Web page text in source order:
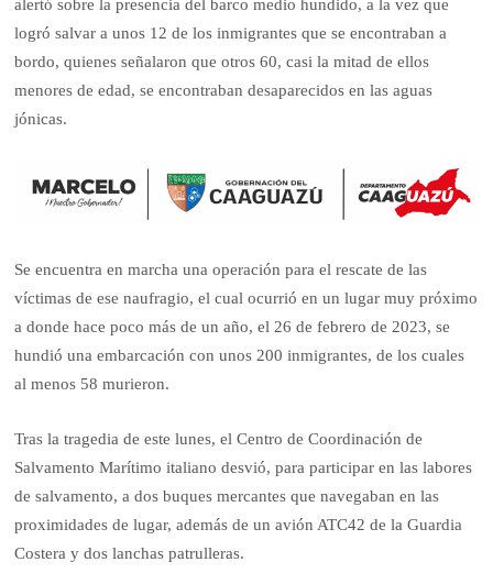
alertó sobre la presencia del barco medio hundido, a la vez que
logró salvar a unos 12 de los inmigrantes que se encontraban a
bordo, quienes señalaron que otros 60, casi la mitad de ellos
menores de edad, se encontraban desaparecidos en las aguas
jónicas.
Se encuentra en marcha una operación para el rescate de las
víctimas de ese naufragio, el cual ocurrió en un lugar muy próximo
a donde hace poco más de un año, el 26 de febrero de 2023, se
hundió una embarcación con unos 200 inmigrantes, de los cuales
al menos 58 murieron.
Tras la tragedia de este lunes, el Centro de Coordinación de
Salvamento Marítimo italiano desvió, para participar en las labores
de salvamento, a dos buques mercantes que navegaban en las
proximidades de lugar, además de un avión ATC42 de la Guardia
Costera y dos lanchas patrulleras.